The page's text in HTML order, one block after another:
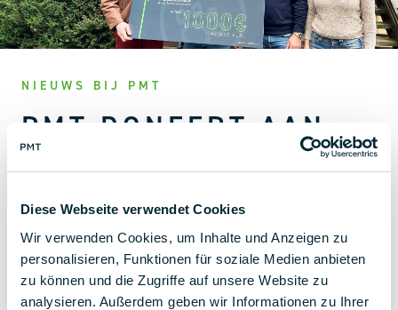
Diese Webseite verwendet Cookies
Wir verwenden Cookies, um Inhalte und Anzeigen zu
personalisieren, Funktionen für soziale Medien anbieten
zu können und die Zugriffe auf unsere Website zu
analysieren. Außerdem geben wir Informationen zu Ihrer
NIEUWS BIJ PMT
PMT DONEERT AAN
DIERENWELZIJN
We doneren 1.000 euro aan de
e. V.
20 februari 2024 | 7:32